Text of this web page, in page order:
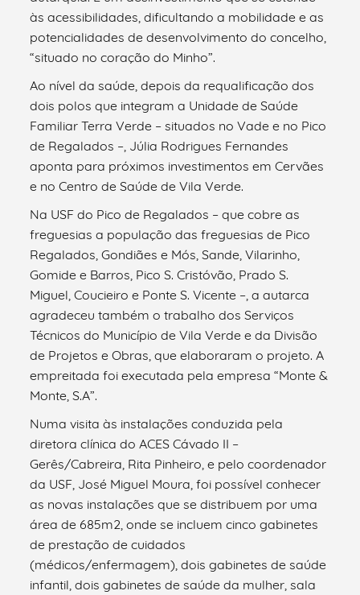
às acessibilidades, dificultando a mobilidade e as
potencialidades de desenvolvimento do concelho,
“situado no coração do Minho”.
Ao nível da saúde, depois da requalificação dos
dois polos que integram a Unidade de Saúde
Familiar Terra Verde – situados no Vade e no Pico
de Regalados –, Júlia Rodrigues Fernandes
aponta para próximos investimentos em Cervães
e no Centro de Saúde de Vila Verde.
Na USF do Pico de Regalados – que cobre as
freguesias a população das freguesias de Pico
Regalados, Gondiães e Mós, Sande, Vilarinho,
Gomide e Barros, Pico S. Cristóvão, Prado S.
Miguel, Coucieiro e Ponte S. Vicente –, a autarca
agradeceu também o trabalho dos Serviços
Técnicos do Município de Vila Verde e da Divisão
de Projetos e Obras, que elaboraram o projeto. A
empreitada foi executada pela empresa “Monte &
Monte, S.A”.
Numa visita às instalações conduzida pela
diretora clínica do ACES Cávado II –
Gerês/Cabreira, Rita Pinheiro, e pelo coordenador
da USF, José Miguel Moura, foi possível conhecer
as novas instalações que se distribuem por uma
área de 685m2, onde se incluem cinco gabinetes
de prestação de cuidados
(médicos/enfermagem), dois gabinetes de saúde
infantil, dois gabinetes de saúde da mulher, sala